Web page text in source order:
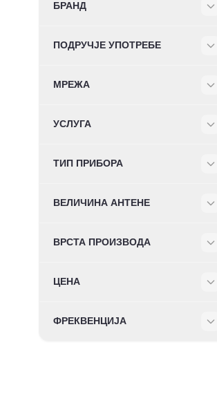
БРАНД
ПОДРУЧЈЕ УПОТРЕБЕ
МРЕЖА
УСЛУГА
ТИП ПРИБОРА
ВЕЛИЧИНА АНТЕНЕ
ВРСТА ПРОИЗВОДА
ЦЕНА
ФРЕКВЕНЦИЈА